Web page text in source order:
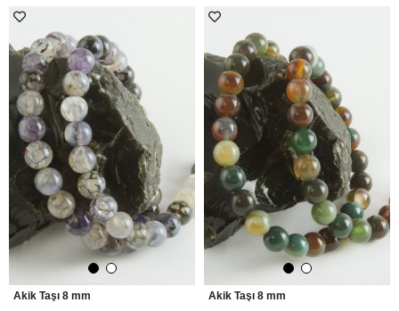
Akik Taşı 8 mm
Akik Taşı 8 mm